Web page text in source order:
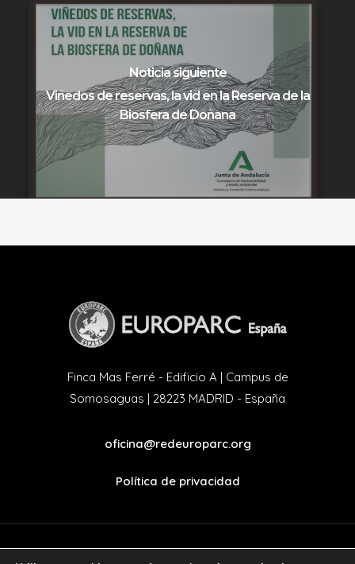
Noticia siguiente
Viñedos de reservas, la vid en la Reserva de la
Biosfera de Doñana
Finca Mas Ferré - Edificio A | Campus de
Somosaguas | 28223 MADRID - España
oficina@redeuroparc.org
Política de privacidad